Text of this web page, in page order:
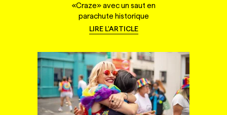
«Craze» avec un saut en
parachute historique
LIRE L'ARTICLE